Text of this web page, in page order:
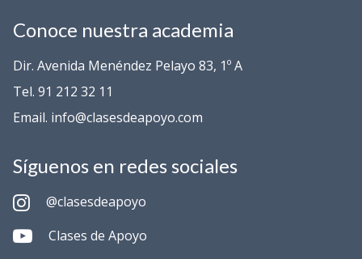
Conoce nuestra academia
Dir. Avenida Menéndez Pelayo 83, 1º A
Tel. 91 212 32 11
Email. info@clasesdeapoyo.com
Síguenos en redes sociales
@clasesdeapoyo
Clases de Apoyo